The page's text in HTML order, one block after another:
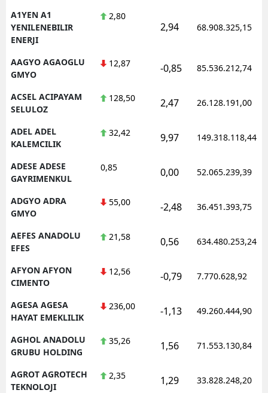
A1YEN A1
YENILENEBILIR
ENERJI
2,80
2,94 68.908.325,15
AAGYO AGAOGLU
GMYO
12,87 -0,85 85.536.212,74
ACSEL ACIPAYAM
SELULOZ
128,50 2,47 26.128.191,00
ADEL ADEL
KALEMCILIK
32,42 9,97 149.318.118,44
ADESE ADESE
GAYRIMENKUL
0,85 0,00 52.065.239,39
ADGYO ADRA
GMYO
55,00 -2,48 36.451.393,75
AEFES ANADOLU
EFES
21,58 0,56 634.480.253,24
AFYON AFYON
CIMENTO
12,56 -0,79 7.770.628,92
AGESA AGESA
HAYAT EMEKLILIK
236,00 -1,13 49.260.444,90
AGHOL ANADOLU
GRUBU HOLDING
35,26 1,56 71.553.130,84
AGROT AGROTECH
TEKNOLOJI
2,35 1,29 33.828.248,20